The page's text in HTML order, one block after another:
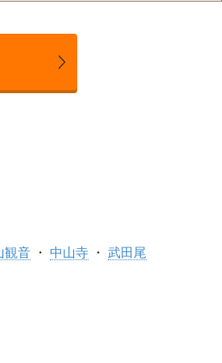
観音 中山寺 武田尾